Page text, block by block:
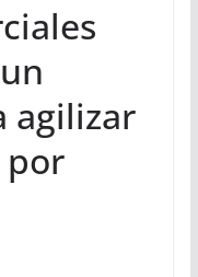
agilizar
por